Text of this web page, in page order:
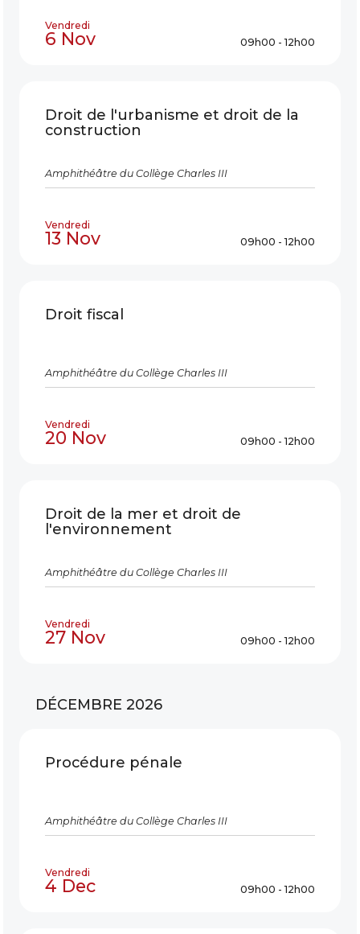
Vendredi
6 Nov 09h00 - 12h00
Droit de l'urbanisme et droit de la
construction
Amphithéâtre du Collège Charles III
Vendredi
13 Nov 09h00 - 12h00
Droit fiscal
Amphithéâtre du Collège Charles III
Vendredi
20 Nov 09h00 - 12h00
Droit de la mer et droit de
l'environnement
Amphithéâtre du Collège Charles III
Vendredi
27 Nov 09h00 - 12h00
DÉCEMBRE 2026
Procédure pénale
Amphithéâtre du Collège Charles III
Vendredi
4 Dec 09h00 - 12h00